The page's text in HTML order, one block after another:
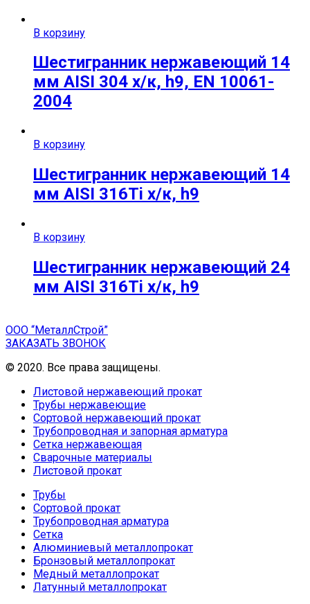
В корзину
Шестигранник нержавеющий 14
мм AISI 304 х/к, h9, EN 10061-
2004
В корзину
Шестигранник нержавеющий 14
мм AISI 316Ti х/к, h9
В корзину
Шестигранник нержавеющий 24
мм AISI 316Ti х/к, h9
ООО “МеталлСтрой”
ЗАКАЗАТЬ ЗВОНОК
© 2020. Все права защищены.
Листовой нержавеющий прокат
Трубы нержавеющие
Сортовой нержавеющий прокат
Трубопроводная и запорная арматура
Сетка нержавеющая
Сварочные материалы
Листовой прокат
Трубы
Сортовой прокат
Трубопроводная арматура
Сетка
Алюминиевый металлопрокат
Бронзовый металлопрокат
Медный металлопрокат
Латунный металлопрокат